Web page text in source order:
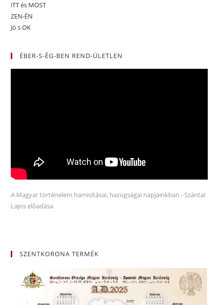
iTT és MOST
ZEN-ÉN
Jó s OK
ÉBER-S-ÉG-BEN REND-ÜLETLEN
A Magyar történelem hamisításai, hazugságai napjainkban - Szántai
Lajos előadása
SZENTKORONA TERMÉK